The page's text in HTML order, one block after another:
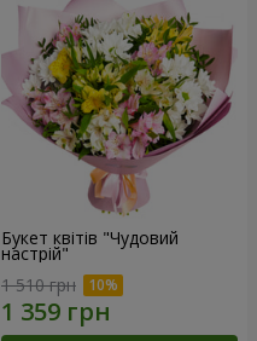
Букет квітів "Чудовий
настрій"
1 510 грн